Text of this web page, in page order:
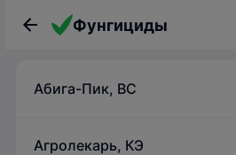
Фунгициды
Абига-Пик, ВС
Агролекарь, КЭ